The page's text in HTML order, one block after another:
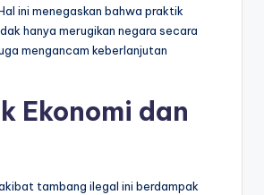
ini menegaskan bahwa praktik
hanya merugikan negara secara
mengancam keberlanjutan
Ekonomi dan
tambang ilegal ini berdampak